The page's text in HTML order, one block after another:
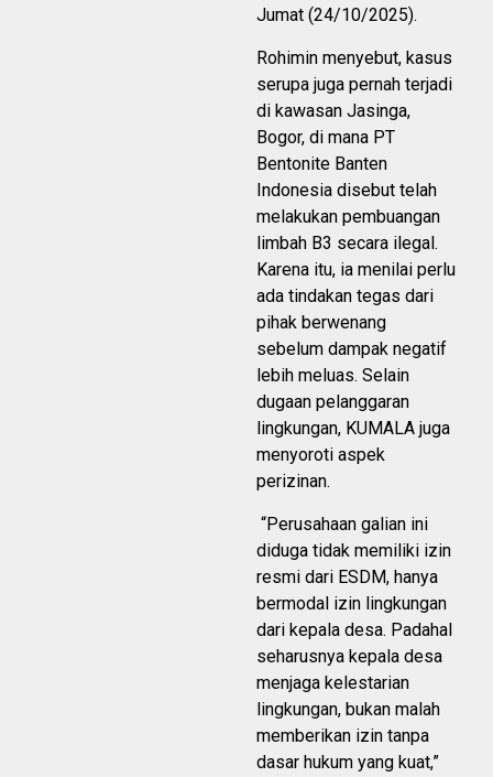
Jumat (24/10/2025).
Rohimin menyebut, kasus
serupa juga pernah terjadi
di kawasan Jasinga,
Bogor, di mana PT
Bentonite Banten
Indonesia disebut telah
melakukan pembuangan
limbah B3 secara ilegal.
Karena itu, ia menilai perlu
ada tindakan tegas dari
pihak berwenang
sebelum dampak negatif
lebih meluas. Selain
dugaan pelanggaran
lingkungan, KUMALA juga
menyoroti aspek
perizinan.
“Perusahaan galian ini
diduga tidak memiliki izin
resmi dari ESDM, hanya
bermodal izin lingkungan
dari kepala desa. Padahal
seharusnya kepala desa
menjaga kelestarian
lingkungan, bukan malah
memberikan izin tanpa
dasar hukum yang kuat,”